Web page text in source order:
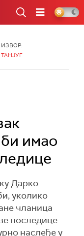
ИЗВОР:
TAНЈУГ
имао
Дарко
уколико
чланица
последице
наслеђе у